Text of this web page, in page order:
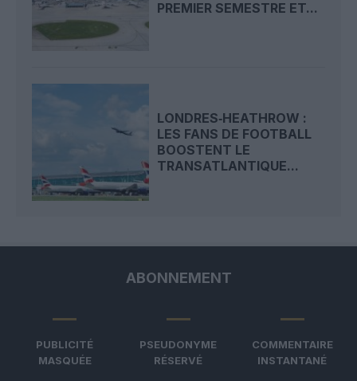
PREMIER SEMESTRE ET...
LONDRES‑HEATHROW :
LES FANS DE FOOTBALL
BOOSTENT LE
TRANSATLANTIQUE...
ABONNEMENT
PUBLICITÉ
MASQUÉE
PSEUDONYME
RÉSERVÉ
COMMENTAIRE
INSTANTANÉ